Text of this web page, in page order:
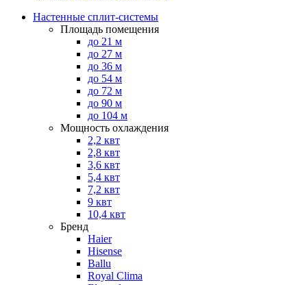
Настенные сплит-системы
Площадь помещения
до 21 м
до 27 м
до 36 м
до 54 м
до 72 м
до 90 м
до 104 м
Мощность охлаждения
2,2 квт
2,8 квт
3,6 квт
5,4 квт
7,2 квт
9 квт
10,4 квт
Бренд
Haier
Hisense
Ballu
Royal Clima